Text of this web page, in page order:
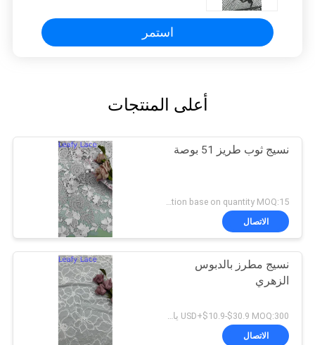
استمر
أعلى المنتجات
نسيج ثوب طريز 51 بوصة
Negotiation base on quantity MOQ:15 ص
الاتصال
نسيج مطرز بالدبوس
الزهري
USD+$10.9-$30.9 MOQ:300 ياردة
الاتصال